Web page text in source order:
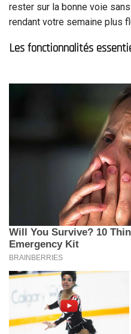
rester sur la bonne voie
rendant votre semaine plus
Les fonctionnalités